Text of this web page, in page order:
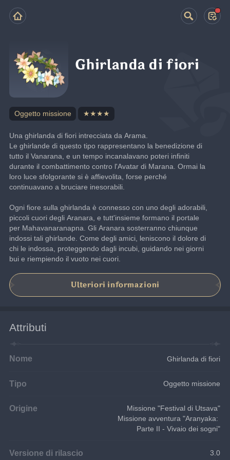
Ghirlanda di fiori
Oggetto missione ★★★★
Una ghirlanda di fiori intrecciata da Arama.
Le ghirlande di questo tipo rappresentano la benedizione di
tutto il Vanarana, e un tempo incanalavano poteri infiniti
durante il combattimento contro l'Avatar di Marana. Ormai la
loro luce sfolgorante si è affievolita, forse perché
continuavano a bruciare inesorabili.
Ogni fiore sulla ghirlanda è connesso con uno degli adorabili,
piccoli cuori degli Aranara, e tutt'insieme formano il portale
per Mahavanaranapna. Gli Aranara sosterranno chiunque
indossi tali ghirlande. Come degli amici, leniscono il dolore di
chi le indossa, proteggendo dagli incubi, guidando nei giorni
bui e riempiendo il vuoto nei cuori.
Ulteriori informazioni
Attributi
Nome Ghirlanda di fiori
Tipo Oggetto missione
Origine
Missione "Festival di Utsava"
Missione avventura "Aranyaka:
Parte II - Vivaio dei sogni"
Versione di rilascio 3.0